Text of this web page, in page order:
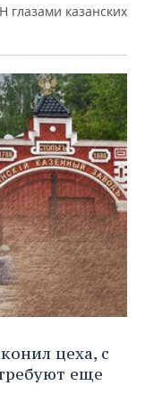
казанских
цеха, с
еще